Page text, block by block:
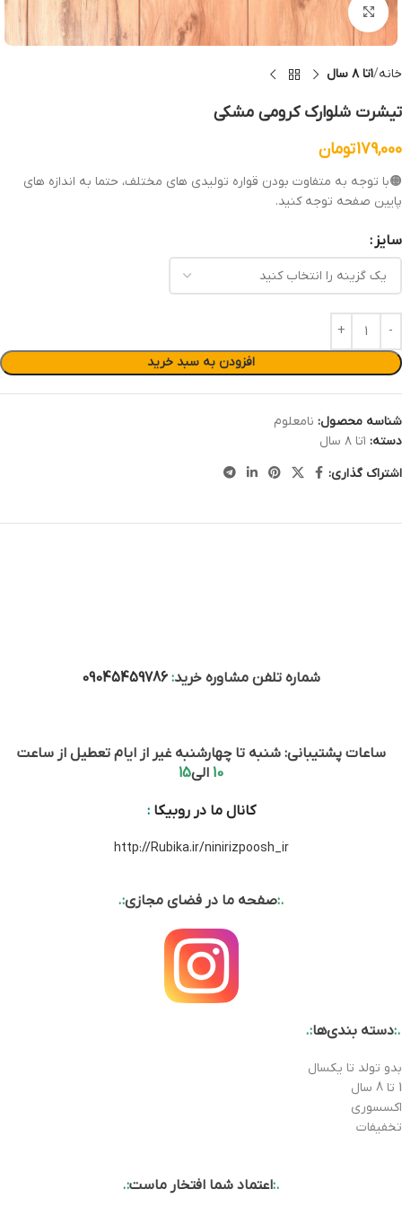
بزرگنمایی تصویر
خانه ۱تا ۸ سال
تیشرت شلوارک کرومی مشکی
179,000تومان
🟠با توجه به متفاوت بودن قواره تولیدی های مختلف، حتما به اندازه های
پایین صفحه توجه کنید.
سایز
افزودن به سبد خرید
شناسه محصول: نامعلوم
دسته: ۱تا ۸ سال
اشتراک گذاری:
شماره تلفن مشاوره خرید:
09045459786
ساعات پشتیبانی: شنبه تا چهارشنبه غیر از ایام تعطیل از ساعت
10 الی15
کانال ما در روبیکا:
http://Rubika.ir/ninirizpoosh_ir
.:صفحه ما در فضای مجازی:.
.:دسته بندی‌ها:.
بدو تولد تا یکسال
1 تا 8 سال
اکسسوری
تخفیفات
.:اعتماد شما افتخار ماست:.